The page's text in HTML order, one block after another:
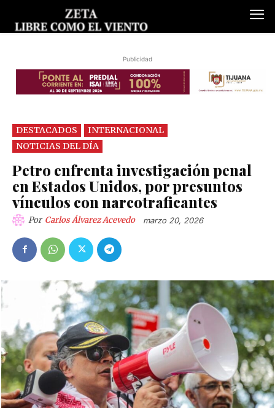
Publicidad
DESTACADOS
INTERNACIONAL
NOTICIAS DEL DÍA
Petro enfrenta investigación penal
en Estados Unidos, por presuntos
vínculos con narcotraficantes
Por Carlos Álvarez Acevedo marzo 20, 2026